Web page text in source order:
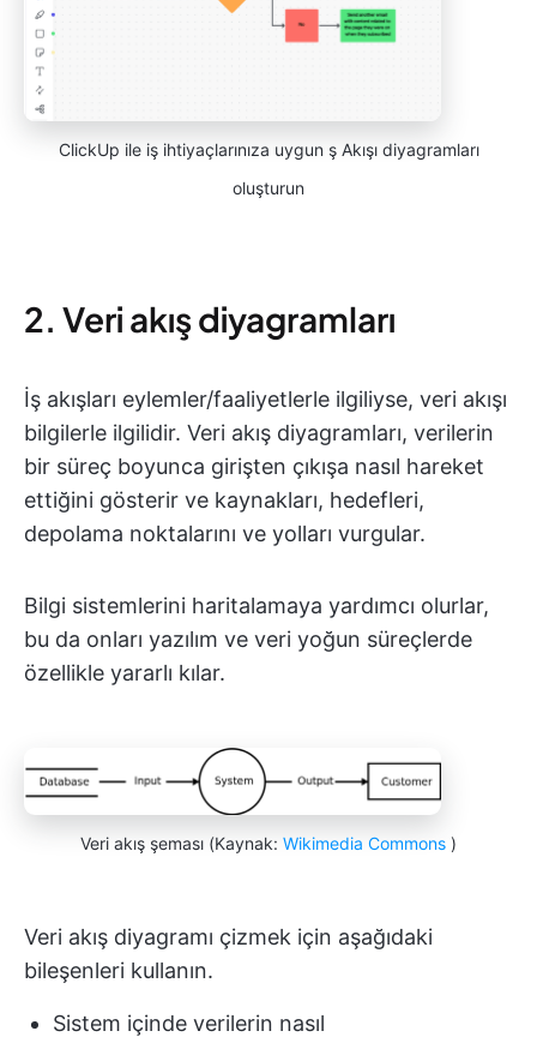
ClickUp ile iş ihtiyaçlarınıza uygun ş Akışı diyagramları
oluşturun
2. Veri akış diyagramları
İş akışları eylemler/faaliyetlerle ilgiliyse, veri akışı
bilgilerle ilgilidir. Veri akış diyagramları, verilerin
bir süreç boyunca girişten çıkışa nasıl hareket
ettiğini gösterir ve kaynakları, hedefleri,
depolama noktalarını ve yolları vurgular.
Bilgi sistemlerini haritalamaya yardımcı olurlar,
bu da onları yazılım ve veri yoğun süreçlerde
özellikle yararlı kılar.
Veri akış şeması (Kaynak: Wikimedia Commons )
Veri akış diyagramı çizmek için aşağıdaki
bileşenleri kullanın.
Sistem içinde verilerin nasıl